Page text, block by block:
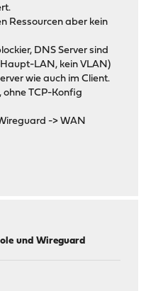
Ressourcen aber kein
DNS Server sind
LAN, kein VLAN)
wie auch im Client.
TCP-Konfig
-> WAN
und Wireguard